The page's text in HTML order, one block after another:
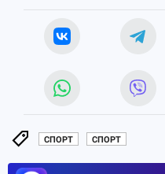
СПОРТ СПОРТ